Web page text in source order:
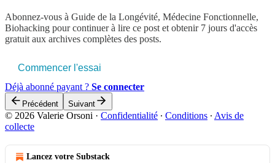
Abonnez-vous à Guide de la Longévité, Médecine Fonctionnelle,
Biohacking pour continuer à lire ce post et obtenir 7 jours d'accès
gratuit aux archives complètes des posts.
Commencer l'essai
Déjà abonné payant ? Se connecter
Précédent Suivant
© 2026 Valerie Orsoni · Confidentialité ∙ Conditions ∙ Avis de
collecte
Lancez votre Substack